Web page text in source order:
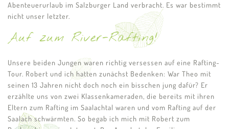
Abenteuerurlaub im Salzburger Land verbracht. Es war bestimmt
nicht unser letzter.
Auf zum River-Rafting!
Unsere beiden Jungen waren richtig versessen auf eine Rafting-
Tour. Robert und ich hatten zunächst Bedenken: War Theo mit
seinen 13 Jahren nicht doch noch ein bisschen jung dafür? Er
erzählte uns von zwei Klassenkameraden, die bereits mit ihren
Eltern zum Rafting im Saalachtal waren und vom Rafting auf der
Saalach schwärmten. So begab ich mich mit Robert zum